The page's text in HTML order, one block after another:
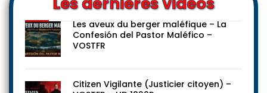
Les aveux du berger maléfique – La
Confesión del Pastor Maléfico –
VOSTFR
Citizen Vigilante (Justicier citoyen) –